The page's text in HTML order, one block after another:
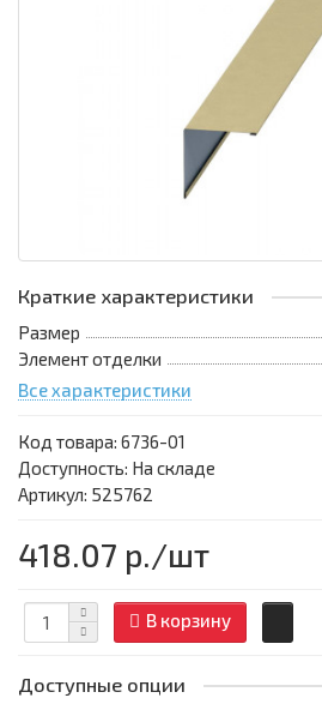
Краткие характеристики
Размер
Элемент отделки
Все характеристики
Код товара: 6736-01
Доступность: На складе
Артикул: 525762
418.07 р./шт
В корзину
Доступные опции